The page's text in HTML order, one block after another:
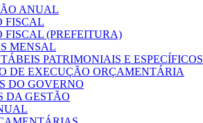
ANUAL
FISCAL
FISCAL (PREFEITURA)
MENSAL
PATRIMONIAIS E ESPECÍFICOS
DE EXECUÇÃO ORÇAMENTÁRIA
DO GOVERNO
DA GESTÃO